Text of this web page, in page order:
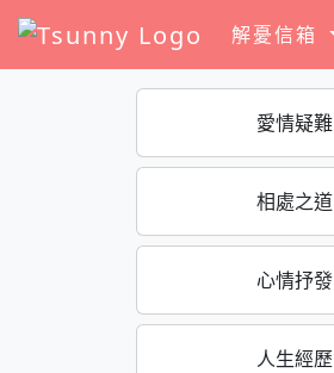
解憂信箱
愛情疑難
相處之道
心情抒發
人生經歷